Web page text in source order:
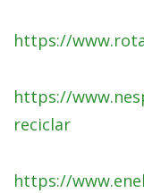
https://
https://
reciclar
https://